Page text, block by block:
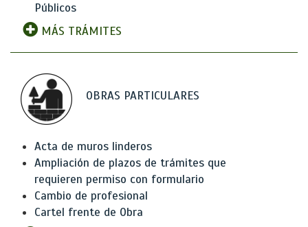
Públicos
MÁS TRÁMITES
OBRAS PARTICULARES
Acta de muros linderos
Ampliación de plazos de trámites que
requieren permiso con formulario
Cambio de profesional
Cartel frente de Obra